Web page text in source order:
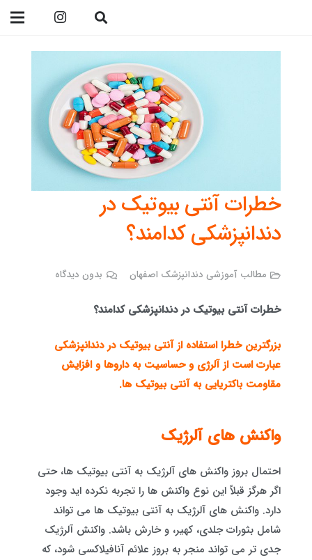
خطرات آنتی بیوتیک در
دندانپزشکی کدامند؟
مطالب آموزشی دندانپزشک اصفهان بدون دیدگاه
خطرات آنتی بیوتیک در دندانپزشکی کدامند؟
بزرگترین خطرا استفاده از آنتی بیوتیک در دندانپزشکی
عبارت است از آلرژی و حساسیت به داروها و افزایش
مقاومت باکتریایی به آنتی بیوتیک ها.
واکنش های آلرژیک
احتمال بروز واکنش های آلرژیک به آنتی بیوتیک ها، حتی
اگر هرگز قبلاً این نوع واکنش ها را تجربه نکرده اید وجود
دارد. واکنش های آلرژیک به آنتی بیوتیک ها می تواند
شامل بثورات جلدی، کهیر، و خارش باشد. واکنش آلرژیک
جدی تر می تواند منجر به بروز علائم آنافیلاکسی شود، که